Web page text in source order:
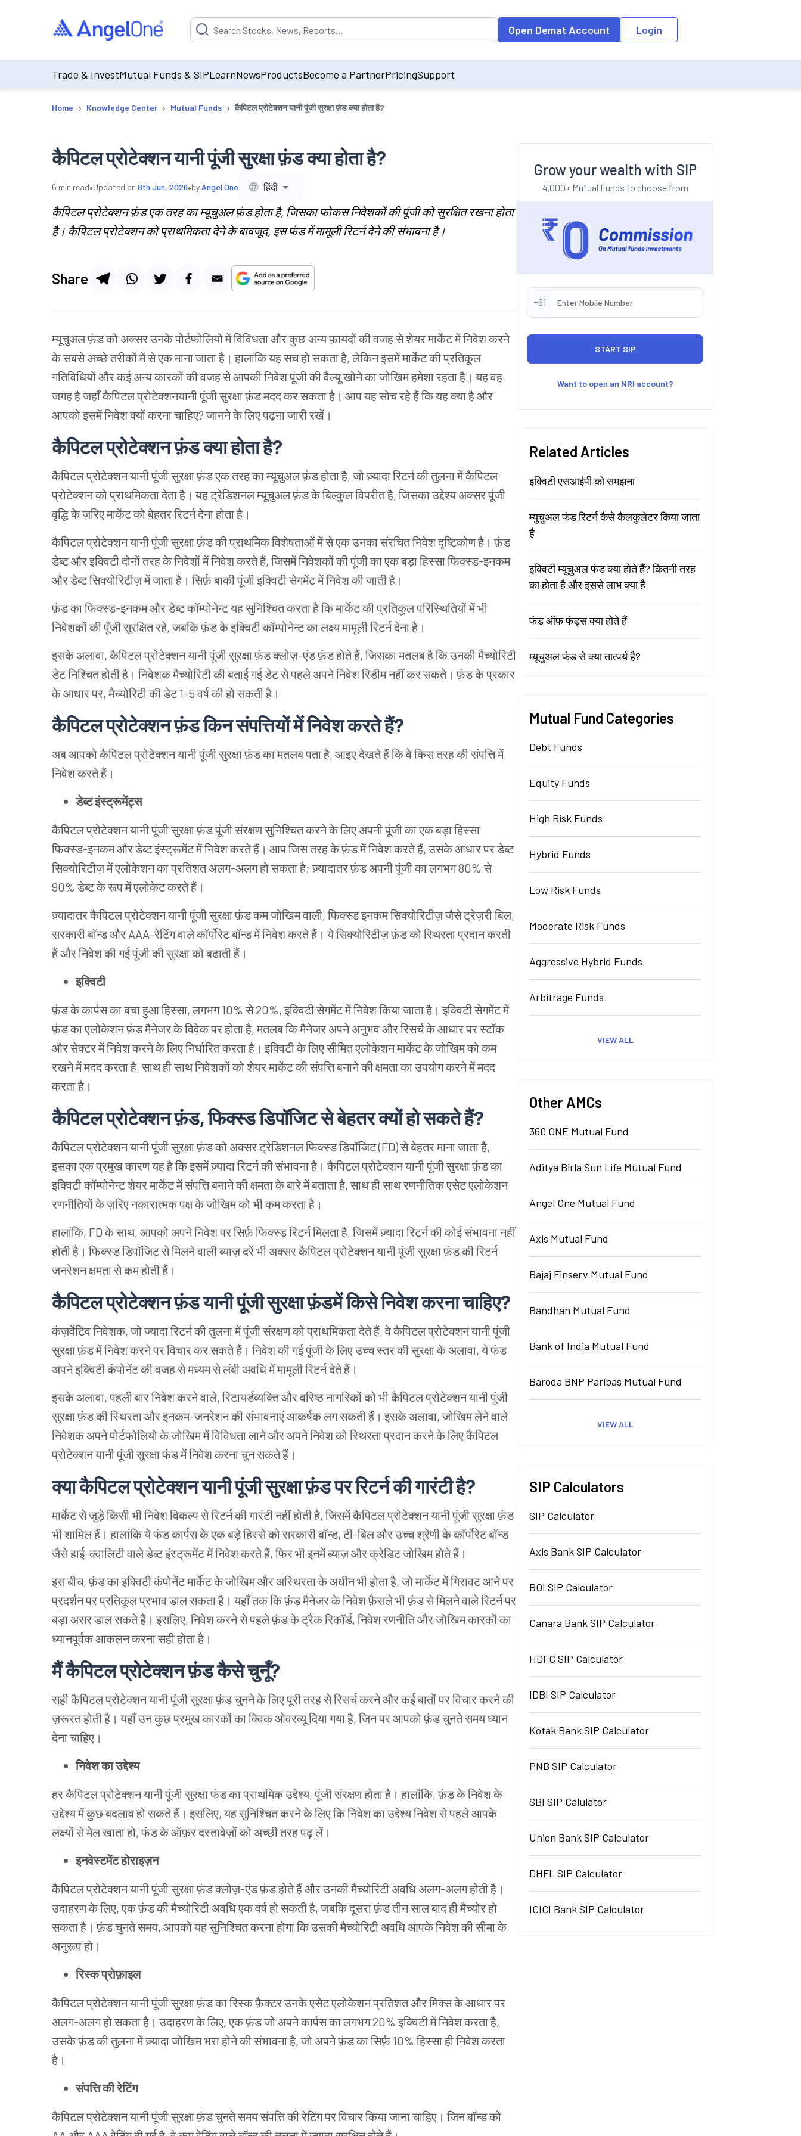
Suggestion will be populated by default on accessing the input field. On entering data into the input field, the suggestion list will be updated as per the
Open Demat Account Login
Trade & InvestMutual Funds & SIPLearnNewsProductsBecome a PartnerPricingSupport
Home › Knowledge Center › Mutual Funds › कैपिटल प्रोटेक्शन यानी पूंजी सुरक्षा फ़ंड क्या होता है?
कैपिटल प्रोटेक्शन यानी पूंजी सुरक्षा फ़ंड क्या होता है?
6 min read•Updated on 8th Jun, 2026•by Angel One हिंदी
कैपिटल प्रोटेक्शन फ़ंड एक तरह का म्यूचुअल फ़ंड होता है, जिसका फोकस निवेशकों की पूंजी को सुरक्षित रखना होता
है। कैपिटल प्रोटेक्शन को प्राथमिकता देने के बावजूद, इस फंड में मामूली रिटर्न देने की संभावना है।
Share
म्यूचुअल फ़ंड को अक्सर उनके पोर्टफोलियो में विविधता और कुछ अन्य फ़ायदों की वजह से शेयर मार्केट में निवेश करने
के सबसे अच्छे तरीकों में से एक माना जाता है। हालांकि यह सच हो सकता है, लेकिन इसमें मार्केट की प्रतिकूल
गतिविधियों और कई अन्य कारकों की वजह से आपकी निवेश पूंजी की वैल्यू खोने का जोखिम हमेशा रहता है। यह वह
जगह है जहाँ कैपिटल प्रोटेक्शनयानी पूंजी सुरक्षा फ़ंड मदद कर सकता है। आप यह सोच रहे हैं कि यह क्या है और
आपको इसमें निवेश क्यों करना चाहिए? जानने के लिए पढ़ना जारी रखें।
कैपिटल प्रोटेक्शन फ़ंड क्या होता है?
कैपिटल प्रोटेक्शन यानी पूंजी सुरक्षा फ़ंड एक तरह का म्यूचुअल फ़ंड होता है, जो ज़्यादा रिटर्न की तुलना में कैपिटल
प्रोटेक्शन को प्राथमिकता देता है। यह ट्रेडिशनल म्यूचुअल फ़ंड के बिल्कुल विपरीत है, जिसका उद्देश्य अक्सर पूंजी
वृद्धि के ज़रिए मार्केट को बेहतर रिटर्न देना होता है।
कैपिटल प्रोटेक्शन यानी पूंजी सुरक्षा फ़ंड की प्राथमिक विशेषताओं में से एक उनका संरचित निवेश दृष्टिकोण है। फ़ंड
डेब्ट और इक्विटी दोनों तरह के निवेशों में निवेश करते हैं, जिसमें निवेशकों की पूंजी का एक बड़ा हिस्सा फिक्स्ड-इनकम
और डेब्ट सिक्योरिटीज़ में जाता है। सिर्फ़ बाकी पूंजी इक्विटी सेगमेंट में निवेश की जाती है।
फ़ंड का फिक्स्ड-इनकम और डेब्ट कॉम्पोनेन्ट यह सुनिश्चित करता है कि मार्केट की प्रतिकूल परिस्थितियों में भी
निवेशकों की पूँजी सुरक्षित रहे, जबकि फ़ंड के इक्विटी कॉम्पोनेन्ट का लक्ष्य मामूली रिटर्न देना है।
इसके अलावा, कैपिटल प्रोटेक्शन यानी पूंजी सुरक्षा फ़ंड क्लोज़-एंड फ़ंड होते हैं, जिसका मतलब है कि उनकी मैच्योरिटी
डेट निश्चित होती है। निवेशक मैच्योरिटी की बताई गई डेट से पहले अपने निवेश रिडीम नहीं कर सकते। फ़ंड के प्रकार
के आधार पर, मैच्योरिटी की डेट 1-5 वर्ष की हो सकती है।
कैपिटल प्रोटेक्शन फ़ंड किन संपत्तियों में निवेश करते हैं?
अब आपको कैपिटल प्रोटेक्शन यानी पूंजी सुरक्षा फ़ंड का मतलब पता है, आइए देखते हैं कि वे किस तरह की संपत्ति में
निवेश करते हैं।
डेब्ट इंस्ट्रूमेंट्स
कैपिटल प्रोटेक्शन यानी पूंजी सुरक्षा फ़ंड पूंजी संरक्षण सुनिश्चित करने के लिए अपनी पूंजी का एक बड़ा हिस्सा
फिक्स्ड-इनकम और डेब्ट इंस्ट्रूमेंट में निवेश करते हैं। आप जिस तरह के फ़ंड में निवेश करते हैं, उसके आधार पर डेब्ट
सिक्योरिटीज़ में एलोकेशन का प्रतिशत अलग-अलग हो सकता है; ज़्यादातर फ़ंड अपनी पूंजी का लगभग 80% से
90% डेब्ट के रूप में एलोकेट करते हैं।
ज़्यादातर कैपिटल प्रोटेक्शन यानी पूंजी सुरक्षा फ़ंड कम जोखिम वाली, फिक्स्ड इनकम सिक्योरिटीज़ जैसे ट्रेज़री बिल,
सरकारी बॉन्ड और AAA-रेटिंग वाले कॉर्पोरेट बॉन्ड में निवेश करते हैं। ये सिक्योरिटीज़ फ़ंड को स्थिरता प्रदान करती
हैं और निवेश की गई पूंजी की सुरक्षा को बढाती हैं।
इक्विटी
फ़ंड के कार्पस का बचा हुआ हिस्सा, लगभग 10% से 20%, इक्विटी सेगमेंट में निवेश किया जाता है। इक्विटी सेगमेंट में
फ़ंड का एलोकेशन फ़ंड मैनेजर के विवेक पर होता है, मतलब कि मैनेजर अपने अनुभव और रिसर्च के आधार पर स्टॉक
और सेक्टर में निवेश करने के लिए निर्धारित करता है। इक्विटी के लिए सीमित एलोकेशन मार्केट के जोखिम को कम
रखने में मदद करता है, साथ ही साथ निवेशकों को शेयर मार्केट की संपत्ति बनाने की क्षमता का उपयोग करने में मदद
करता है।
कैपिटल प्रोटेक्शन फ़ंड, फिक्स्ड डिपॉजिट से बेहतर क्यों हो सकते हैं?
कैपिटल प्रोटेक्शन यानी पूंजी सुरक्षा फ़ंड को अक्सर ट्रेडिशनल फिक्स्ड डिपॉजिट (FD) से बेहतर माना जाता है,
इसका एक प्रमुख कारण यह है कि इसमें ज़्यादा रिटर्न की संभावना है। कैपिटल प्रोटेक्शन यानी पूंजी सुरक्षा फ़ंड का
इक्विटी कॉम्पोनेन्ट शेयर मार्केट में संपत्ति बनाने की क्षमता के बारे में बताता है, साथ ही साथ रणनीतिक एसेट एलोकेशन
रणनीतियों के ज़रिए नकारात्मक पक्ष के जोखिम को भी कम करता है।
हालांकि, FD के साथ, आपको अपने निवेश पर सिर्फ़ फिक्स्ड रिटर्न मिलता है, जिसमें ज़्यादा रिटर्न की कोई संभावना नहीं
होती है। फिक्स्ड डिपॉजिट से मिलने वाली ब्याज़ दरें भी अक्सर कैपिटल प्रोटेक्शन यानी पूंजी सुरक्षा फ़ंड की रिटर्न
जनरेशन क्षमता से कम होती हैं।
कैपिटल प्रोटेक्शन फ़ंड यानी पूंजी सुरक्षा फ़ंडमें किसे निवेश करना चाहिए?
कंज़र्वेटिव निवेशक, जो ज्यादा रिटर्न की तुलना में पूंजी संरक्षण को प्राथमिकता देते हैं, वे कैपिटल प्रोटेक्शन यानी पूंजी
सुरक्षा फ़ंड में निवेश करने पर विचार कर सकते हैं। निवेश की गई पूंजी के लिए उच्च स्तर की सुरक्षा के अलावा, ये फंड
अपने इक्विटी कंपोनेंट की वजह से मध्यम से लंबी अवधि में मामूली रिटर्न देते हैं।
इसके अलावा, पहली बार निवेश करने वाले, रिटायर्डव्यक्ति और वरिष्ठ नागरिकों को भी कैपिटल प्रोटेक्शन यानी पूंजी
सुरक्षा फ़ंड की स्थिरता और इनकम-जनरेशन की संभावनाएं आकर्षक लग सकती हैं। इसके अलावा, जोखिम लेने वाले
निवेशक अपने पोर्टफोलियो के जोखिम में विविधता लाने और अपने निवेश को स्थिरता प्रदान करने के लिए कैपिटल
प्रोटेक्शन यानी पूंजी सुरक्षा फंड में निवेश करना चुन सकते हैं।
क्याकैपिटल प्रोटेक्शन यानी पूंजी सुरक्षा फ़ंडपर रिटर्न की गारंटी है?
मार्केट से जुड़े किसी भी निवेश विकल्प से रिटर्न की गारंटी नहीं होती है, जिसमें कैपिटल प्रोटेक्शन यानी पूंजी सुरक्षा फ़ंड
भी शामिल हैं। हालांकि ये फंड कार्पस के एक बड़े हिस्से को सरकारी बॉन्ड, टी-बिल और उच्च श्रेणी के कॉर्पोरेट बॉन्ड
जैसे हाई-क्वालिटी वाले डेब्ट इंस्ट्रूमेंट में निवेश करते हैं, फिर भी इनमें ब्याज़ और क्रेडिट जोखिम होते हैं।
इस बीच, फ़ंड का इक्विटी कंपोनेंट मार्केट के जोखिम और अस्थिरता के अधीन भी होता है, जो मार्केट में गिरावट आने पर
प्रदर्शन पर प्रतिकूल प्रभाव डाल सकता है। यहाँ तक कि फ़ंड मैनेजर के निवेश फ़ैसले भी फ़ंड से मिलने वाले रिटर्न पर
बड़ा असर डाल सकते हैं। इसलिए, निवेश करने से पहले फ़ंड के ट्रैक रिकॉर्ड, निवेश रणनीति और जोखिम कारकों का
ध्यानपूर्वक आकलन करना सही होता है।
मैं कैपिटल प्रोटेक्शन फ़ंड कैसे चुनूँ?
सही कैपिटल प्रोटेक्शन यानी पूंजी सुरक्षा फ़ंड चुनने के लिए पूरी तरह से रिसर्च करने और कई बातों पर विचार करने की
ज़रूरत होती है। यहाँ उन कुछ प्रमुख कारकों का क्विक ओवरव्यू दिया गया है, जिन पर आपको फ़ंड चुनते समय ध्यान
देना चाहिए।
निवेश का उद्देश्य
हर कैपिटल प्रोटेक्शन यानी पूंजी सुरक्षा फंड का प्राथमिक उद्देश्य, पूंजी संरक्षण होता है। हालाँकि, फ़ंड के निवेश के
उद्देश्य में कुछ बदलाव हो सकते हैं। इसलिए, यह सुनिश्चित करने के लिए कि निवेश का उद्देश्य निवेश से पहले आपके
लक्ष्यों से मेल खाता हो, फंड के ऑफ़र दस्तावेज़ों को अच्छी तरह पढ़ लें।
इनवेस्टमेंट होराइज़न
कैपिटल प्रोटेक्शन यानी पूंजी सुरक्षा फ़ंड क्लोज़-एंड फ़ंड होते हैं और उनकी मैच्योरिटी अवधि अलग-अलग होती है।
उदाहरण के लिए, एक फ़ंड की मैच्योरिटी अवधि एक वर्ष हो सकती है, जबकि दूसरा फ़ंड तीन साल बाद ही मैच्योर हो
सकता है। फ़ंड चुनते समय, आपको यह सुनिश्चित करना होगा कि उसकी मैच्योरिटी अवधि आपके निवेश की सीमा के
अनुरूप हो।
रिस्क प्रोफ़ाइल
कैपिटल प्रोटेक्शन यानी पूंजी सुरक्षा फ़ंड का रिस्क फ़ैक्टर उनके एसेट एलोकेशन प्रतिशत और मिक्स के आधार पर
अलग-अलग हो सकता है। उदाहरण के लिए, एक फ़ंड जो अपने कार्पस का लगभग 20% इक्विटी में निवेश करता है,
उसके फ़ंड की तुलना में ज़्यादा जोखिम भरा होने की संभावना है, जो अपने फ़ंड का सिर्फ़ 10% हिस्सा ही निवेश करता
है।
संपत्ति की रेटिंग
कैपिटल प्रोटेक्शन यानी पूंजी सुरक्षा फ़ंड चुनते समय संपत्ति की रेटिंग पर विचार किया जाना चाहिए। जिन बॉन्ड को
Grow your wealth with SIP
4,000+ Mutual Funds to choose from
+91
Want to open an NRI account?
Related Articles
इक्विटी एसआईपी को समझना
म्युचुअल फंड रिटर्न कैसे कैलकुलेटर किया जाता
है
इक्विटी म्यूचुअल फंड क्या होते हैं? कितनी तरह
का होता है और इससे लाभ क्या है
फंड ऑफ फंड्स क्या होते हैं
म्यूचुअल फंड से क्या तात्पर्य है?
Mutual Fund Categories
Debt Funds
Equity Funds
High Risk Funds
Hybrid Funds
Low Risk Funds
Moderate Risk Funds
Aggressive Hybrid Funds
Arbitrage Funds
VIEW ALL
Other AMCs
360 ONE Mutual Fund
Aditya Birla Sun Life Mutual Fund
Angel One Mutual Fund
Axis Mutual Fund
Bajaj Finserv Mutual Fund
Bandhan Mutual Fund
Bank of India Mutual Fund
Baroda BNP Paribas Mutual Fund
VIEW ALL
SIP Calculators
SIP Calculator
Axis Bank SIP Calculator
BOI SIP Calculator
Canara Bank SIP Calculator
HDFC SIP Calculator
IDBI SIP Calculator
Kotak Bank SIP Calculator
PNB SIP Calculator
SBI SIP Calulator
Union Bank SIP Calculator
DHFL SIP Calculator
ICICI Bank SIP Calculator